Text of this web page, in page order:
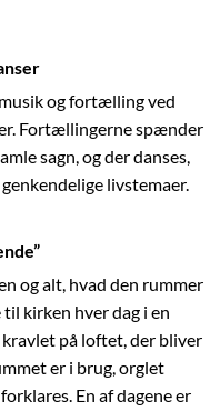
og fortælling ved
Fortællingerne spænder
sagn, og der danses,
livstemaer.
og alt, hvad den rummer
kirken hver dag i en
på loftet, der bliver
er i brug, orglet
En af dagene er